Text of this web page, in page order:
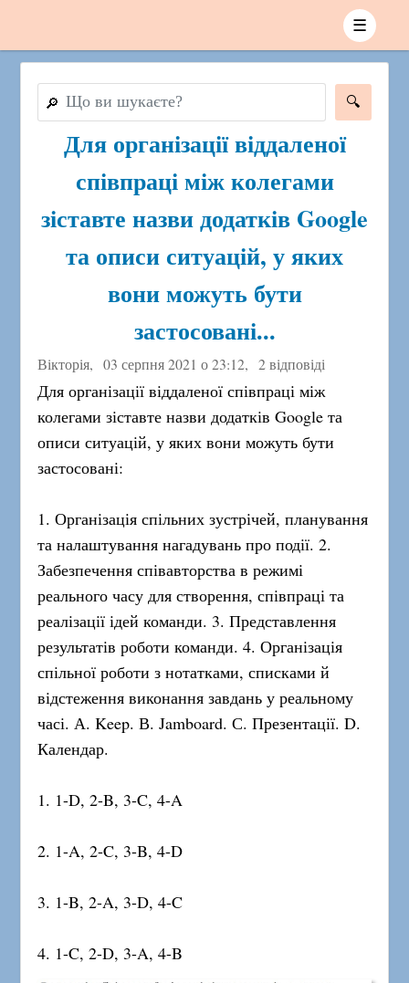
☰
🔎
Для організації віддаленої
співпраці між колегами
зіставте назви додатків Google
та описи ситуацій, у яких
вони можуть бути
застосовані...
Вікторія, 03 серпня 2021 о 23:12, 2 відповіді
Для організації віддаленої співпраці між
колегами зіставте назви додатків Google та
описи ситуацій, у яких вони можуть бути
застосовані:
1. Організація спільних зустрічей, планування
та налаштування нагадувань про події. 2.
Забезпечення співавторства в режимі
реального часу для створення, співпраці та
реалізації ідей команди. 3. Представлення
результатів роботи команди. 4. Організація
спільної роботи з нотатками, списками й
відстеження виконання завдань у реальному
часі. А. Keep. В. Jamboard. С. Презентації. D.
Календар.
1. 1-D, 2-B, 3-C, 4-A
2. 1-A, 2-C, 3-B, 4-D
3. 1-B, 2-A, 3-D, 4-C
4. 1-C, 2-D, 3-A, 4-B